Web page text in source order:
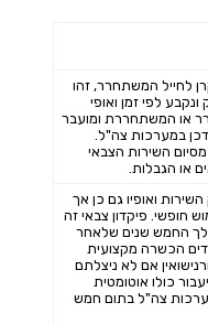
לחייל המשתחרר, זהו
לפי זמן ואופי
או המשתחררת ומועבר
במערכות צה"ל.
מוענק עד 60 יום מסיום השירות הצבאי
או הגבלות.
ואופיו גם כן אך
חופשי. פיקדון צבאי זה
החמש שנים שלאחר
הכשרה מקצועית
אם לא ניצלתם
כולו אוטומטית
צה"ל בתום חמש